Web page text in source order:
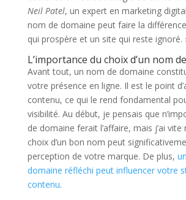
Neil Patel, un expert en marketing
nom de domaine peut faire la
qui prospère et un site qui reste ignoré.
L’importance du choix d’un nom
Avant tout, un nom de domaine
votre présence en ligne. Il est le point
contenu, ce qui le rend fondamental
visibilité. Au début, je pensais que
de domaine ferait l’affaire, mais j’ai vite
choix d’un bon nom peut
perception de votre marque. De plus,
domaine réfléchi peut influencer votre
contenu.